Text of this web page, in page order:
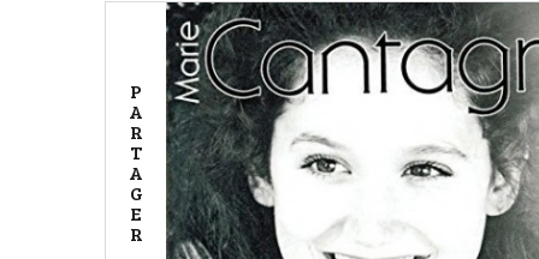
P
A
R
T
A
G
E
R